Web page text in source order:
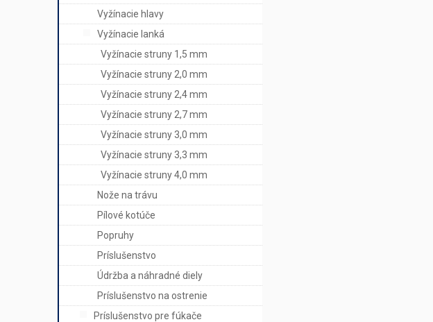
Vyžínacie hlavy
Vyžínacie lanká
Vyžínacie struny 1,5 mm
Vyžínacie struny 2,0 mm
Vyžínacie struny 2,4 mm
Vyžínacie struny 2,7 mm
Vyžínacie struny 3,0 mm
Vyžínacie struny 3,3 mm
Vyžínacie struny 4,0 mm
Nože na trávu
Pílové kotúče
Popruhy
Príslušenstvo
Údržba a náhradné diely
Príslušenstvo na ostrenie
Príslušenstvo pre fúkače